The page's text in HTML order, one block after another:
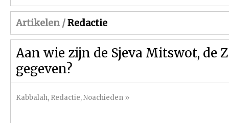
Artikelen /Redactie
Aan wie zijn de Sjeva Mitswot, de
gegeven?
Kabbalah, Redactie,Noachieden »